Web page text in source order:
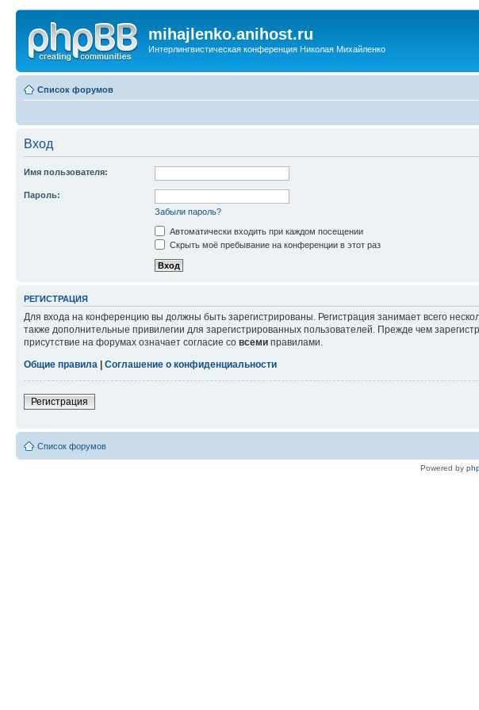
mihajlenko.anihost.ru
Интерлингвистическая конференция Николая Михайленко
Список форумов
Вход
Имя пользователя:
Пароль:
Забыли пароль?
Автоматически входить при каждом посещении
Скрыть моё пребывание на конференции в этот раз
РЕГИСТРАЦИЯ
Для входа на конференцию вы должны быть зарегистрированы. Регистрация занимает всего
также дополнительные привилегии для зарегистрированных пользователей. Прежде чем
присутствие на форумах означает согласие со всеми правилами.
Общие правила
Соглашение о конфиденциальности
Регистрация
Список форумов
Powered by